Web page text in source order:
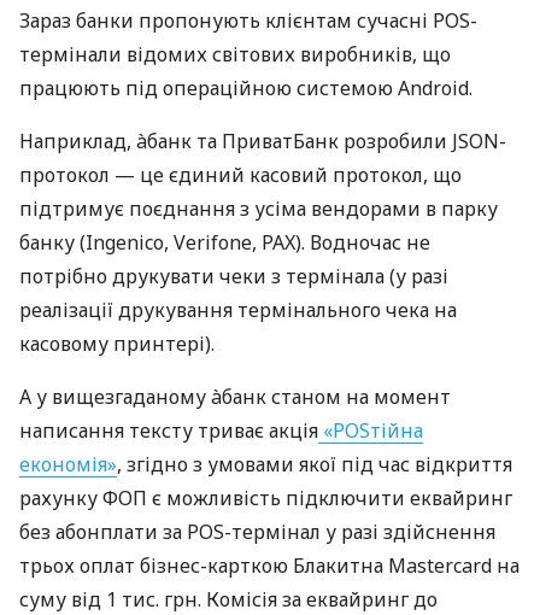
Зараз банки пропонують клієнтам сучасні POS-
термінали відомих світових виробників, що
працюють під операційною системою Android.
Наприклад, àбанк та ПриватБанк розробили JSON-
протокол — це єдиний касовий протокол, що
підтримує поєднання з усіма вендорами в парку
банку (Ingenico, Verifone, PAX). Водночас не
потрібно друкувати чеки з термінала (у разі
реалізації друкування термінального чека на
касовому принтері).
А у вищезгаданому àбанк станом на момент
написання тексту триває акція «POSтійна
економія», згідно з умовами якої під час відкриття
рахунку ФОП є можливість підключити еквайринг
без абонплати за POS-термінал у разі здійснення
трьох оплат бізнес-карткою Блакитна Mastercard на
суму від 1 тис. грн. Комісія за еквайринг до